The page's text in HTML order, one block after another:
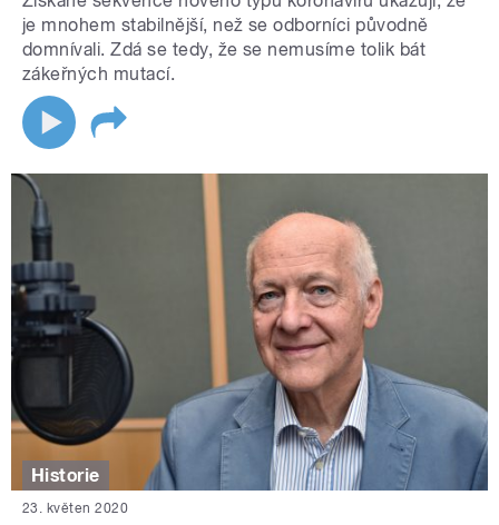
je mnohem stabilnější, než se odborníci původně
domnívali. Zdá se tedy, že se nemusíme tolik bát
zákeřných mutací.
Historie
23. květen 2020